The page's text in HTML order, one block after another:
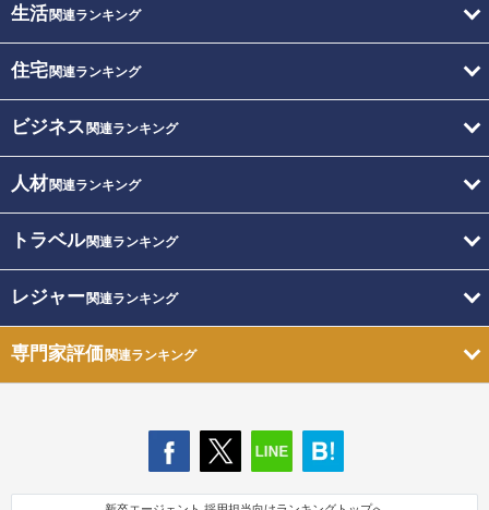
生活関連ランキング
住宅関連ランキング
ビジネス 関連ランキング
人材関連ランキング
トラベル関連ランキング
レジャー関連ランキング
専門家評価関連ランキング